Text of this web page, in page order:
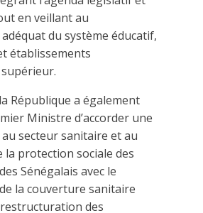
en veillant au
du système éducatif,
établissements
République a également
Ministre d’accorder une
secteur sanitaire et au
la protection sociale des
Sénégalais avec le
la couverture sanitaire
des